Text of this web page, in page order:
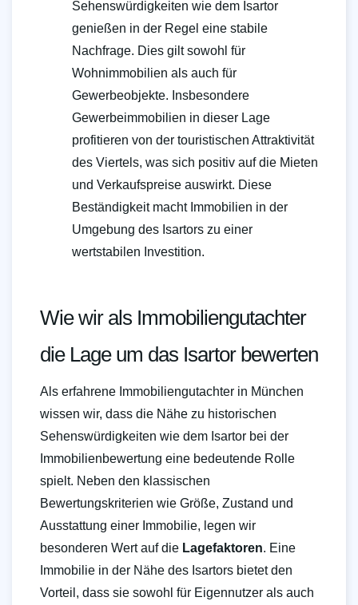
Sehenswürdigkeiten wie dem Isartor
genießen in der Regel eine stabile
Nachfrage. Dies gilt sowohl für
Wohnimmobilien als auch für
Gewerbeobjekte. Insbesondere
Gewerbeimmobilien in dieser Lage
profitieren von der touristischen Attraktivität
des Viertels, was sich positiv auf die Mieten
und Verkaufspreise auswirkt. Diese
Beständigkeit macht Immobilien in der
Umgebung des Isartors zu einer
wertstabilen Investition.
Wie wir als Immobiliengutachter
die Lage um das Isartor bewerten
Als erfahrene Immobiliengutachter in München
wissen wir, dass die Nähe zu historischen
Sehenswürdigkeiten wie dem Isartor bei der
Immobilienbewertung eine bedeutende Rolle
spielt. Neben den klassischen
Bewertungskriterien wie Größe, Zustand und
Ausstattung einer Immobilie, legen wir
besonderen Wert auf die Lagefaktoren. Eine
Immobilie in der Nähe des Isartors bietet den
Vorteil, dass sie sowohl für Eigennutzer als auch